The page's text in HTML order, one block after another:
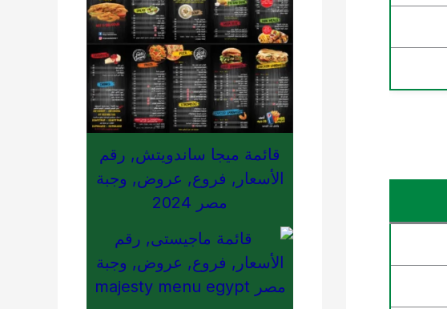
قائمة ميجا ساندويتش, رقم
الأسعار, فروع, عروض, وجبة
مصر 2024